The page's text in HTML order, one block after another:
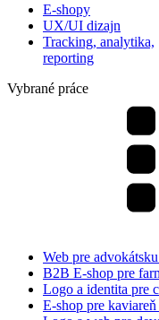
E-shopy
UX/UI dizajn
Tracking, analytika,
reporting
Vybrané práce
Web pre
B2B E-shop pre
Logo a identita pre
E-shop pre kaviareň